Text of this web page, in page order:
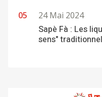
24 Mai 2024
Sapè Fà : Les
sens"